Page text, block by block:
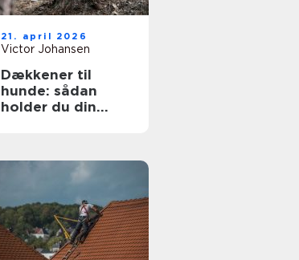
21. april 2026
Victor Johansen
Dækkener til
hunde: sådan
holder du din